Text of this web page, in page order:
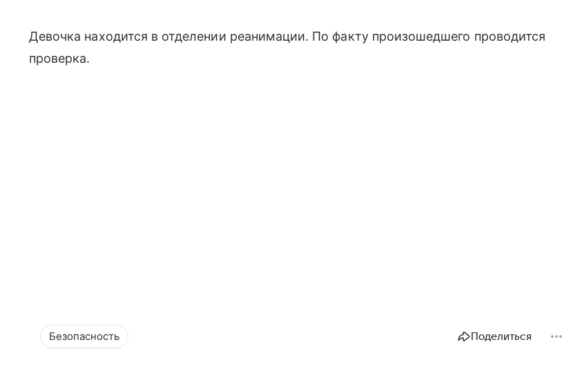
Девочка находится в отделении реанимации. По факту произошедшего проводится
проверка.
Безопасность Поделиться